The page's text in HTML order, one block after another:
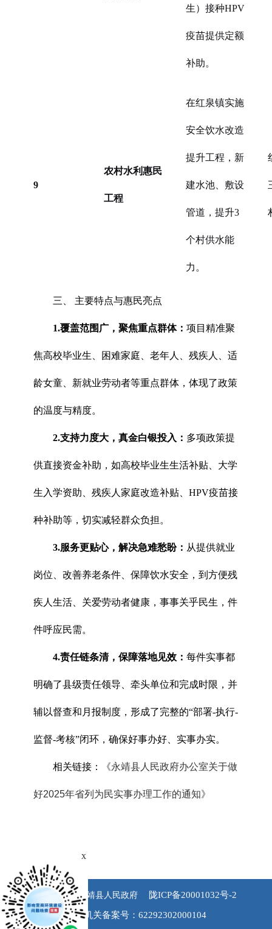
生）接种HPV
疫苗提供定额
补助。
9
农村水利惠民
工程
在红泉镇实施
安全饮水改造
提升工程，新
建水池、敷设
管道，提升3
个村供水能
力。
三、 主要特点与惠民亮点
1.覆盖范围广，聚焦重点群体： 项目精准聚
焦高校毕业生、困难家庭、老年人、残疾人、适
龄女童、新就业劳动者等重点群体，体现了政策
的温度与精度。
2.支持力度大，真金白银投入： 多项政策提
供直接资金补助，如高校毕业生生活补贴、大学
生入学资助、残疾人家庭改造补贴、HPV疫苗接
种补助等，切实减轻群众负担。
3.服务更贴心，解决急难愁盼： 从提供就业
岗位、改善养老条件、保障饮水安全，到方便残
疾人生活、关爱劳动者健康，事事关乎民生，件
件呼应民需。
4.责任链条清，保障落地见效： 每件实事都
明确了县级责任领导、牵头单位和完成时限，并
辅以督查和月报制度，形成了完整的“部署-执行-
监督-考核”闭环，确保好事办好、实事办实。
相关链接： 《永靖县人民政府办公室关于做
好2025年省列为民实事办理工作的通知》
版权所有 永靖县人民政府 陇ICP备20001032号-2
公安机关备案号：62292302000104
x